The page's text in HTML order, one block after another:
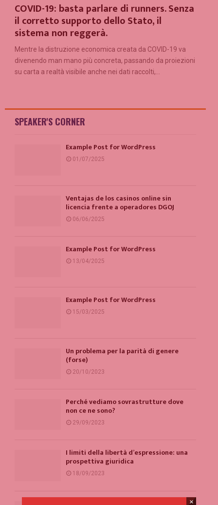
COVID-19: basta parlare di runners. Senza
il corretto supporto dello Stato, il
sistema non reggerà.
Mentre la distruzione economica creata da COVID-19 va
divenendo man mano più concreta, passando da proiezioni
su carta a realtà visibile anche nei dati raccolti,...
SPEAKER'S CORNER
Example Post for WordPress
01/07/2025
Ventajas de los casinos online sin
licencia frente a operadores DGOJ
06/06/2025
Example Post for WordPress
13/04/2025
Example Post for WordPress
15/03/2025
Un problema per la parità di genere
(forse)
20/10/2023
Perché vediamo sovrastrutture dove
non ce ne sono?
29/09/2023
I limiti della libertà d’espressione: una
prospettiva giuridica
18/09/2023
×